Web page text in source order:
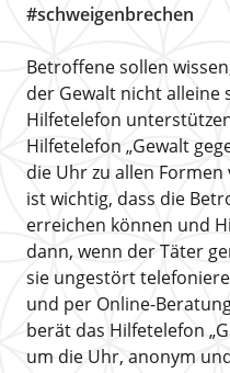
#schweigenbrechen
Betroffene sollen
der Gewalt nicht alleine
Hilfetelefon
Hilfetelefon „Gewalt
die Uhr zu allen Formen
ist wichtig, dass die
erreichen können und
dann, wenn der Täter
sie ungestört
und per Online-
berät das Hilfetelefon
um die Uhr, anonym